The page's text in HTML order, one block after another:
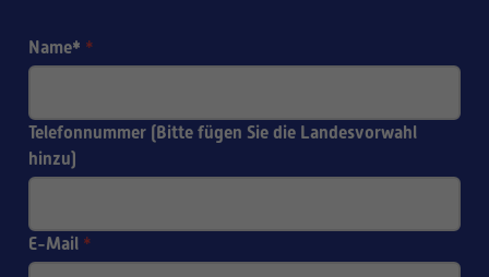
Name* *
Telefonnummer (Bitte fügen Sie die Landesvorwahl
hinzu)
E-Mail *